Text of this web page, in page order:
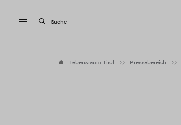
Suche
Lebensraum Tirol Pressebereich